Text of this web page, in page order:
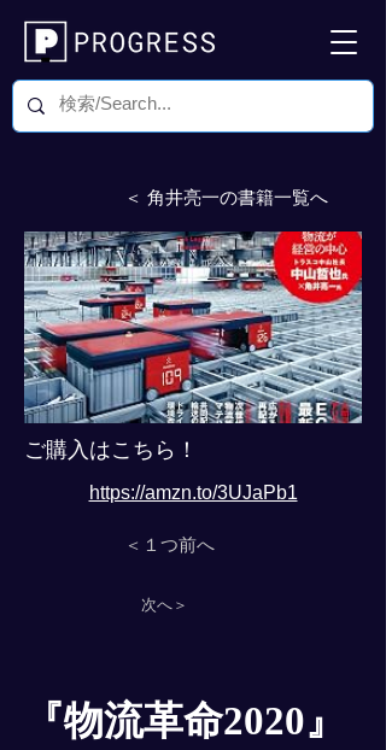
＜ 角井亮一の書籍一覧へ
ご購入はこちら！
https://amzn.to/3UJaPb1
＜１つ前へ
次へ＞
『物流革命2020』